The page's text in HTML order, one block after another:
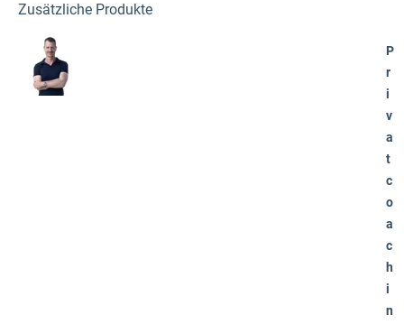
Zusätzliche Produkte
P
r
i
v
a
t
c
o
a
c
h
i
n